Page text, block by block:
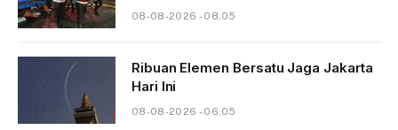
08-08-2026 - 08.05
Ribuan Elemen Bersatu Jaga Jakarta
Hari Ini
08-08-2026 - 06.05